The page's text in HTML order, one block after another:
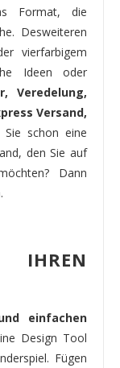
Format, die
Desweiteren
vierfarbigem
Ideen oder
Veredelung,
Versand,
schon eine
den Sie auf
Dann
einfachen
Design Tool
Fügen